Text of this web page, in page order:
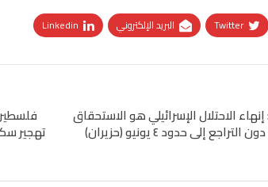
Twitter البريد الإلكتروني Linkedin
الاحتلال الإسرائيلي هو الاستحقاق
الذي يفرضه القانون .. ولا حل دون التراجع إلى حدود ٤ يونيو (حزيران) تهجير